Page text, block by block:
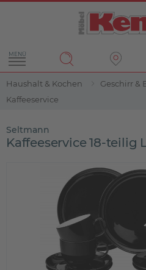
MENÜ
Haushalt & Kochen Geschirr &
Kaffeeservice
Seltmann
Kaffeeservice 18-teilig